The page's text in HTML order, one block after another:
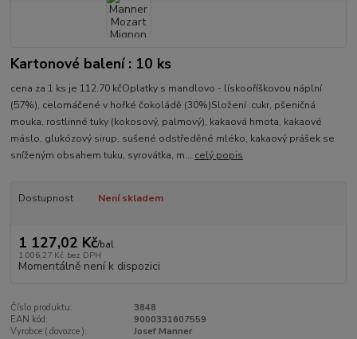
Kartonové balení : 10 ks
cena za 1 ks je 112.70 kčOplatky s mandlovo - lískooříškovou náplní
(57%), celomáčené v hořké čokoládě (30%)Složení :cukr, pšeničná
mouka, rostlinné tuky (kokosový, palmový), kakaová hmota, kakaové
máslo, glukózový sirup, sušené odstředěné mléko, kakaový prášek se
sníženým obsahem tuku, syrovátka, m... celý popis
Dostupnost Není skladem
1 127,02 Kč/bal
1 006,27 Kč bez DPH
Momentálně není k dispozici
Číslo produktu:
3848
EAN kód:
9000331607559
Vyrobce ( dovozce ):
Josef Manner